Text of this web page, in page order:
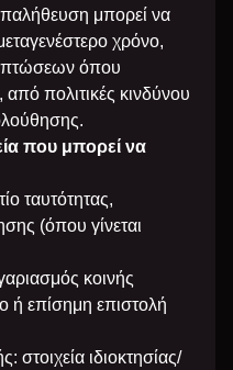
μπορεί να
χρόνο,
όπου
από πολιτικές κινδύνου
που μπορεί να
ταυτότητας,
(όπου γίνεται
κοινής
ή επίσημη επιστολή
ιδιοκτησίας/